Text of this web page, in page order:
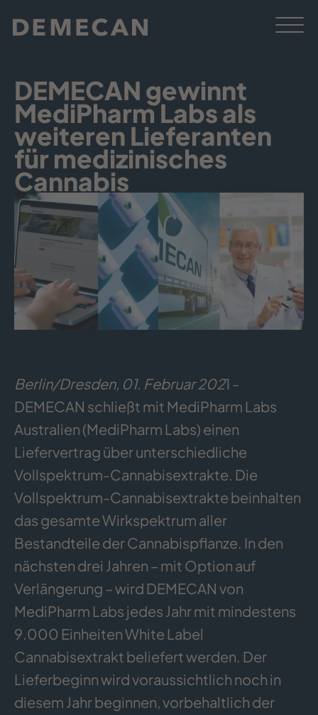
DEMECAN gewinnt
MediPharm Labs als
weiteren Lieferanten
für medizinisches
Cannabis
Berlin/Dresden, 01. Februar 2021 -
DEMECAN schließt mit MediPharm Labs
Australien (MediPharm Labs) einen
Liefervertrag über unterschiedliche
Vollspektrum-Cannabisextrakte. Die
Vollspektrum-Cannabisextrakte beinhalten
das gesamte Wirkspektrum aller
Bestandteile der Cannabispflanze. In den
nächsten drei Jahren – mit Option auf
Verlängerung – wird DEMECAN von
MediPharm Labs jedes Jahr mit mindestens
9.000 Einheiten White Label
Cannabisextrakt beliefert werden. Der
Lieferbeginn wird voraussichtlich noch in
diesem Jahr beginnen, vorbehaltlich der